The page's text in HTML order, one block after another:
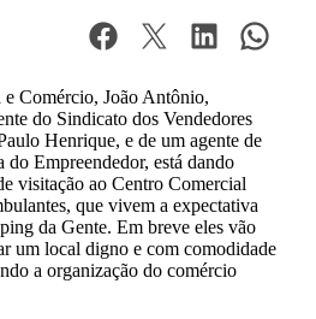
Comércio, João Antônio,
do Sindicato dos Vendedores
Henrique, e de um agente de
do Empreendedor, está dando
visitação ao Centro Comercial
que vivem a expectativa
da Gente. Em breve eles vão
um local digno e com comodidade
a organização do comércio